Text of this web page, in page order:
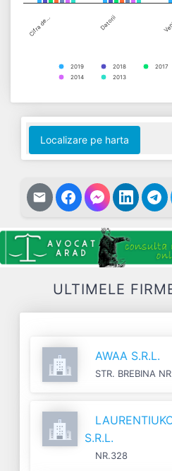
Cifra de… Datorii
2019 2018 2017
2014
2013
End of interactive chart.
Localizare pe harta
ULTIMELE
AWAA S.R.L.
STR. BREBINA
S.R.L.
NR.328